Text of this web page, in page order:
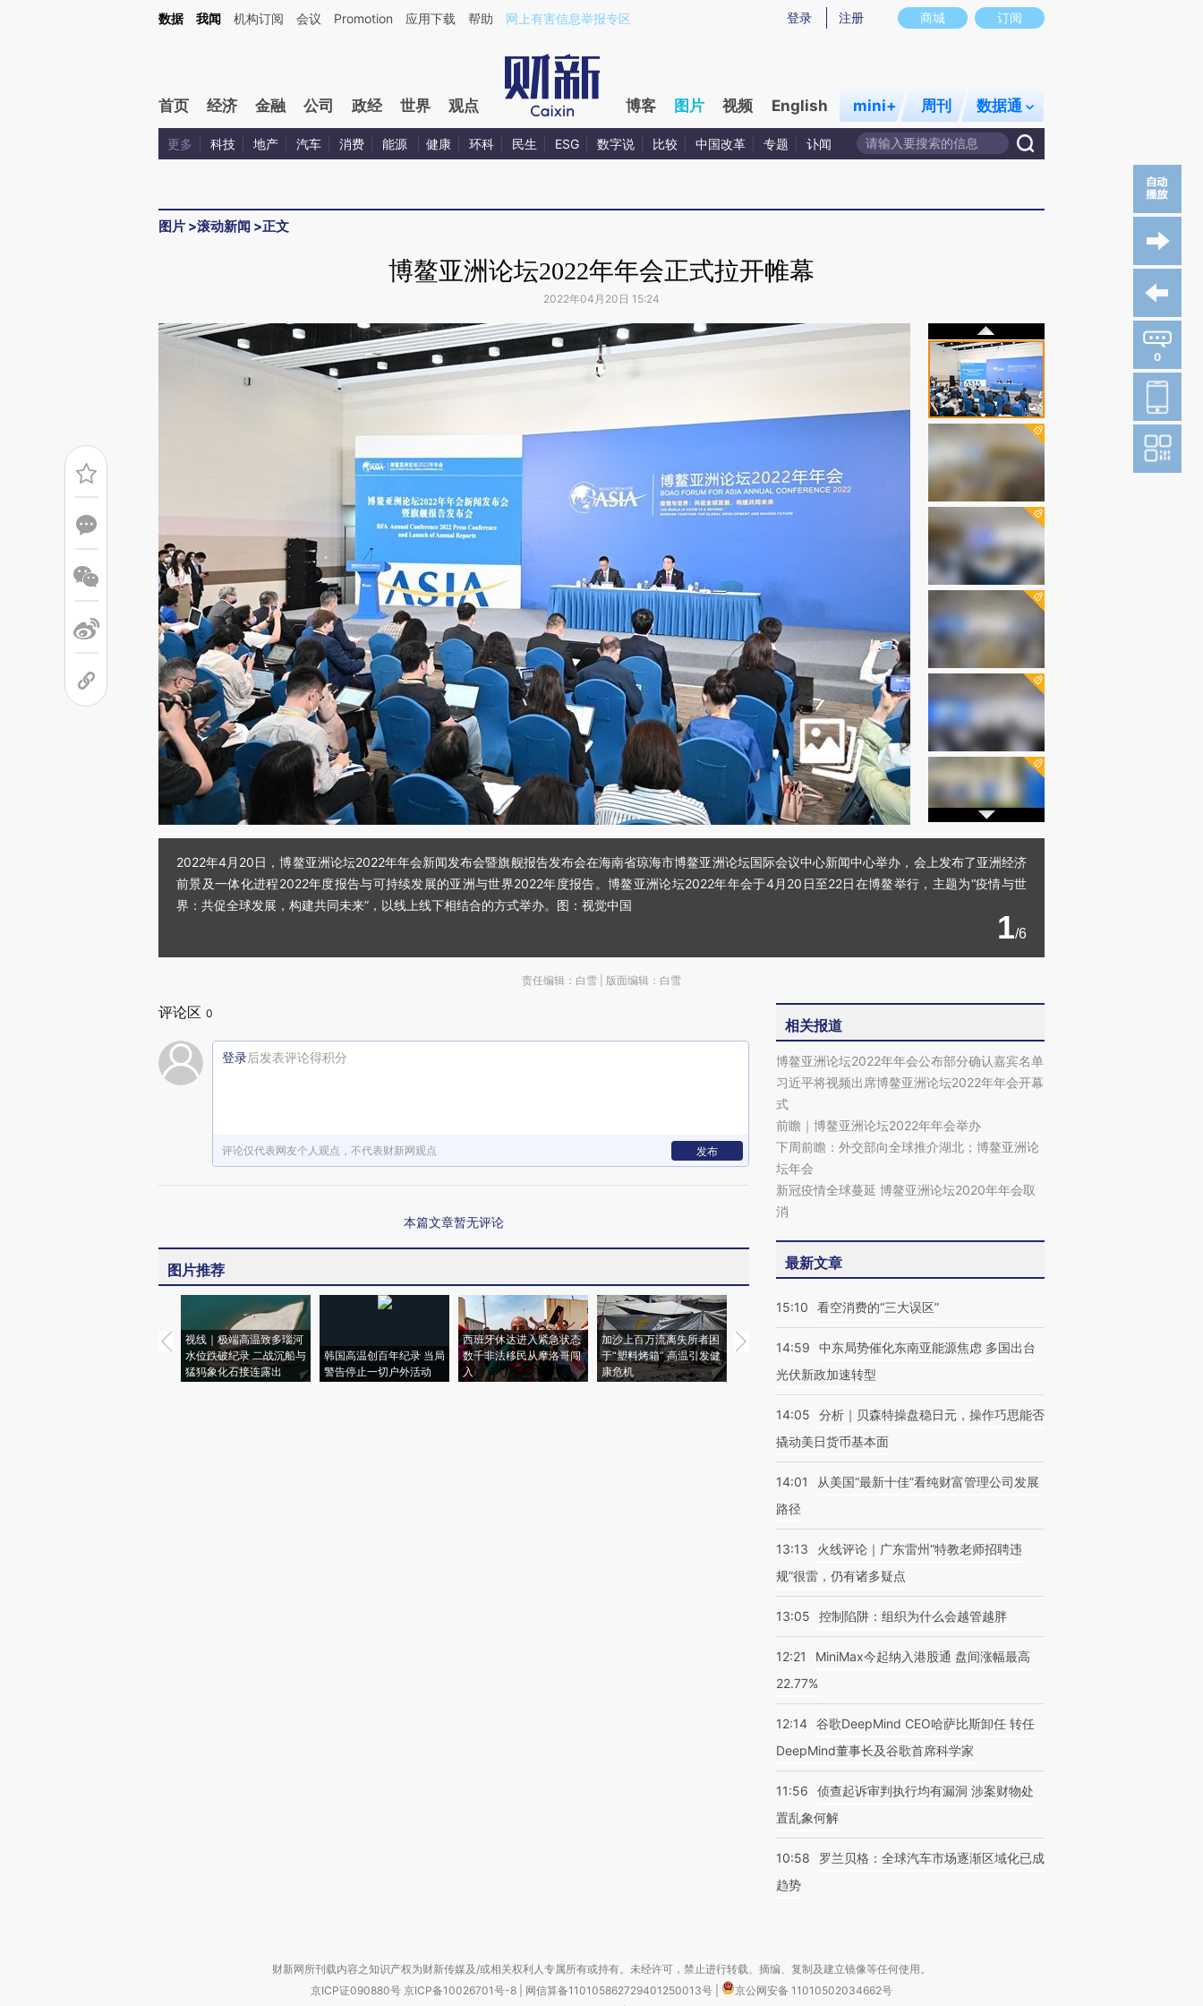
商城 订阅
登录 注册
数据 我闻 机构订阅 会议 Promotion 应用下载 帮助 网上有害信息举报专区
首页 经济 金融 公司 政经 世界 观点 博客 图片 视频 English mini+ 周刊 数据通
更多 科技 地产 汽车 消费 能源 健康 环科 民生 ESG 数字说 比较 中国改革 专题 讣闻
图片 >滚动新闻 >正文
博鳌亚洲论坛2022年年会正式拉开帷幕
2022年04月20日 15:24
0
2022年4月20日，博鳌亚洲论坛2022年年会新闻发布会暨旗舰报告发布会在海南省琼海市博鳌亚洲论坛国际会议中心新闻中心举办，会上发布了亚洲经济
前景及一体化进程2022年度报告与可持续发展的亚洲与世界2022年度报告。博鳌亚洲论坛2022年年会于4月20日至22日在博鳌举行，主题为“疫情与世
界：共促全球发展，构建共同未来”，以线上线下相结合的方式举办。图：视觉中国
1/6
责任编辑：白雪 | 版面编辑：白雪
评论区 0
登录后发表评论得积分
评论仅代表网友个人观点，不代表财新网观点 发布
本篇文章暂无评论
图片推荐
视线｜极端高温致多瑙河
水位跌破纪录 二战沉船与
猛犸象化石接连露出
韩国高温创百年纪录 当局
警告停止一切户外活动
西班牙休达进入紧急状态
数千非法移民从摩洛哥闯
入
加沙上百万流离失所者困
于“塑料烤箱” 高温引发健
康危机
马航飞行员跨国走私7万
粒摇头丸 尿检体内含3种
视线｜HYROX的吸金
术：是什么让中产们甘
泽连斯基密集出访美英 索
相关报道
博鳌亚洲论坛2022年年会公布部分确认嘉宾名单
习近平将视频出席博鳌亚洲论坛2022年年会开幕
式
前瞻｜博鳌亚洲论坛2022年年会举办
下周前瞻：外交部向全球推介湖北；博鳌亚洲论
坛年会
新冠疫情全球蔓延 博鳌亚洲论坛2020年年会取
消
最新文章
15:10 看空消费的“三大误区”
14:59
中东局势催化东南亚能源焦虑 多国出台
光伏新政加速转型
14:05
分析｜贝森特操盘稳日元，操作巧思能否
撬动美日货币基本面
14:01
从美国“最新十佳”看纯财富管理公司发展
路径
13:13
火线评论｜广东雷州“特教老师招聘违
规”很雷，仍有诸多疑点
13:05 控制陷阱：组织为什么会越管越胖
12:21
MiniMax今起纳入港股通 盘间涨幅最高
22.77%
12:14 谷歌DeepMind CEO哈萨比斯卸任 转任
DeepMind董事长及谷歌首席科学家
11:56
侦查起诉审判执行均有漏洞 涉案财物处
置乱象何解
10:58
罗兰贝格：全球汽车市场逐渐区域化已成
趋势
财新网所刊载内容之知识产权为财新传媒及/或相关权利人专属所有或持有。未经许可，禁止进行转载、摘编、复制及建立镜像等任何使用。
京ICP证090880号 京ICP备10026701号-8 网信算备110105862729401250013号
京公网安备 11010502034662号